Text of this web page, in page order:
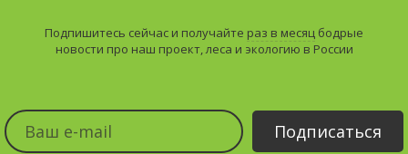
Подпишитесь сейчас и получайте раз в месяц бодрые
новости про наш проект, леса и экологию в России